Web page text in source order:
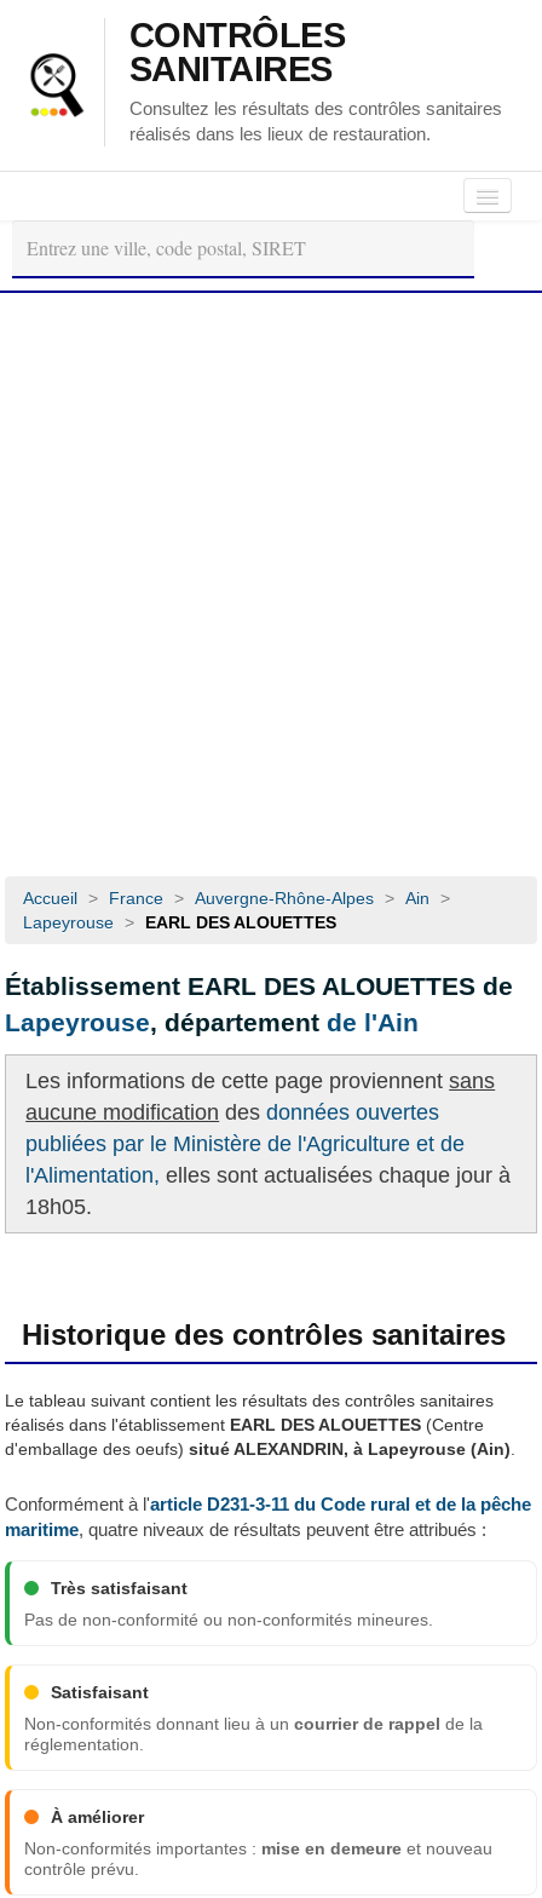
CONTRÔLES
SANITAIRES
Consultez les résultats des contrôles sanitaires
réalisés dans les lieux de restauration.
Autour
de
moi
Régions
Accueil > France > Auvergne-Rhône-Alpes > Ain
>
Lapeyrouse > EARL DES ALOUETTES
Établissement EARL DES ALOUETTES de
Lapeyrouse, départementde l'Ain
Les informations de cette page proviennentsans
aucune modification desdonnées ouvertes
publiées par le Ministère de l'Agriculture et de
l'Alimentation, elles sont actualisées chaque jour à
18h05.
Historique des contrôles sanitaires
Le tableau suivant contient les résultats des contrôles sanitaires
réalisés dans l'établissement EARL DES ALOUETTES (Centre
d'emballage des oeufs) situé ALEXANDRIN, à Lapeyrouse (Ain)
Conformément à l'article D231-3-11 du Code rural et de la pêche
maritime, quatre niveaux de résultats peuvent être attribués :
Très satisfaisant
Pas de non-conformité ou non-conformités mineures.
Satisfaisant
Non-conformités donnant lieu à uncourrier de rappel de la
réglementation.
À améliorer
Non-conformités importantes : mise en demeure et nouveau
contrôle prévu.